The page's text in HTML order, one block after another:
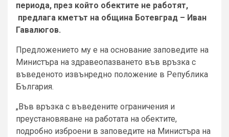
периода, през който обектите не работят,
предлага кметът на община Ботевград – Иван
Гавалюгов.
Предложението му е на основание заповедите на
Министъра на здравеопазването във връзка с
въведеното извънредно положение в Република
България.
„Във връзка с въведените ограничения и
преустановяване на работата на обектите,
подробно изброени в заповедите на Министъра на